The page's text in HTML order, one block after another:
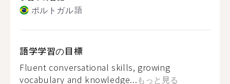
ポルトガル語
語学学習の目標
Fluent conversational skills, growing
vocabulary and knowledge...もっと見る